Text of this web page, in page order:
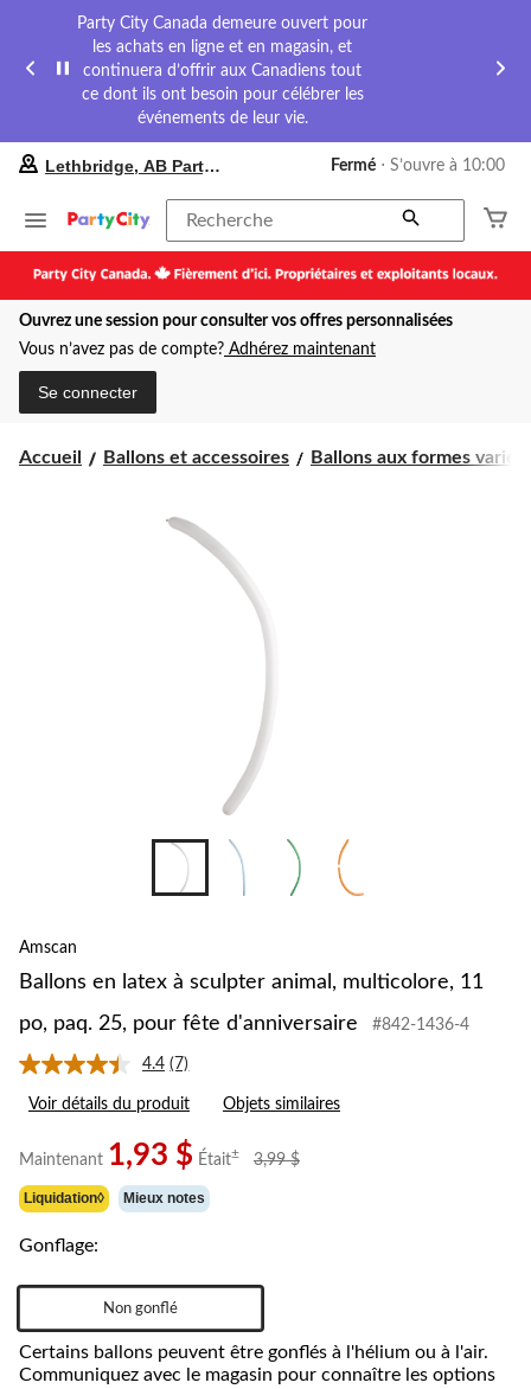
Party City Canada demeure ouvert pour
les achats en ligne et en magasin, et
continuera d’offrir aux Canadiens tout
ce dont ils ont besoin pour célébrer les
événements de leur vie.
préféré
Lethbridge,
Party
City,
courament
Fermé,
pour
Lethbridge, AB Party City Fermé ⋅ S’ouvre à 10:00
Recherche
Ouvrez une session pour consulter vos offres personnalisées
Vous n’avez pas de compte? Adhérez maintenant
Se connecter
Accueil Ballons et accessoires Ballons aux formes
+4
Amscan
Ballons en latex à sculpter animal, multicolore, 11
po, paq. 25, pour fête d'anniversaire
#842-1436-4
4.4 Lire
les
7
Lien
vers
la
même
(7)
Voir détails du produit Objets similaires
Maintenant 1,93 $ Était± 3,99 $
Liquidation◊ Mieux notes
Gonflage:
Non gonflé
Certains ballons peuvent être gonflés à l'hélium ou à l'air.
Communiquez avec le magasin pour connaître les options